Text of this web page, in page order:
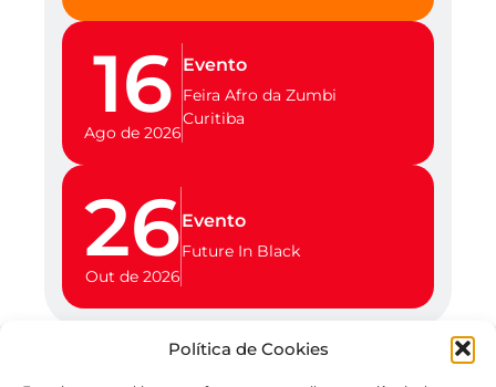
Política de Cookies
16
Ago de 2026
Evento
Feira Afro da Zumbi
Curitiba
26
Out de 2026
Evento
Future In Black